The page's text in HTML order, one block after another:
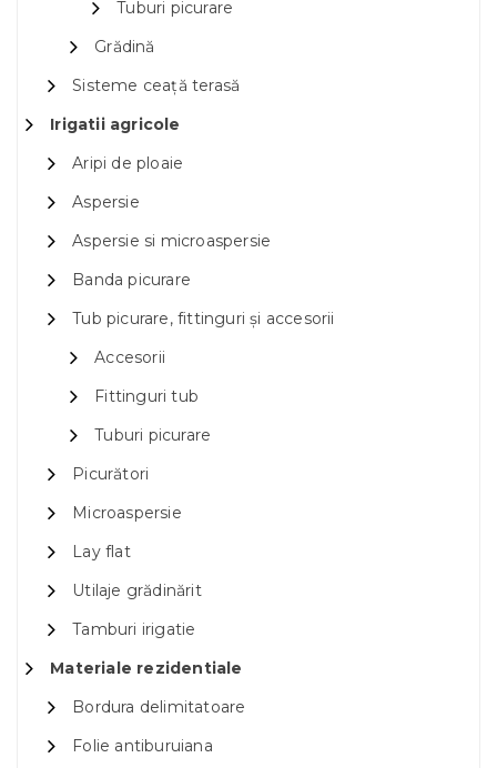
Tuburi picurare
Grădină
Sisteme ceață terasă
Irigatii agricole
Aripi de ploaie
Aspersie
Aspersie si microaspersie
Banda picurare
Tub picurare, fittinguri și accesorii
Accesorii
Fittinguri tub
Tuburi picurare
Picurători
Microaspersie
Lay flat
Utilaje grădinărit
Tamburi irigatie
Materiale rezidentiale
Bordura delimitatoare
Folie antiburuiana